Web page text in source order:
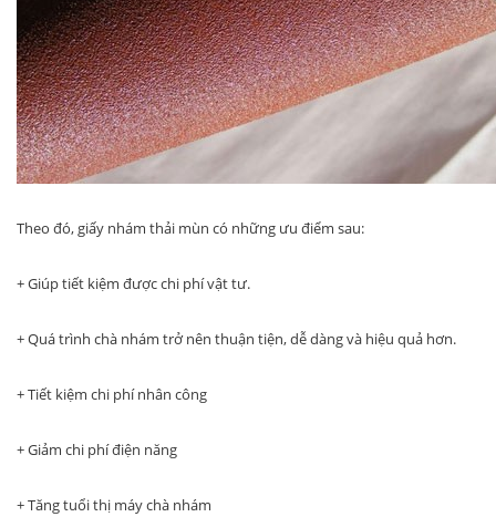
Theo đó, giấy nhám thải mùn có những ưu điểm sau:
+ Giúp tiết kiệm được chi phí vật tư.
+ Quá trình chà nhám trở nên thuận tiện, dễ dàng và hiệu quả hơn.
+ Tiết kiệm chi phí nhân công
+ Giảm chi phí điện năng
+ Tăng tuổi thị máy chà nhám